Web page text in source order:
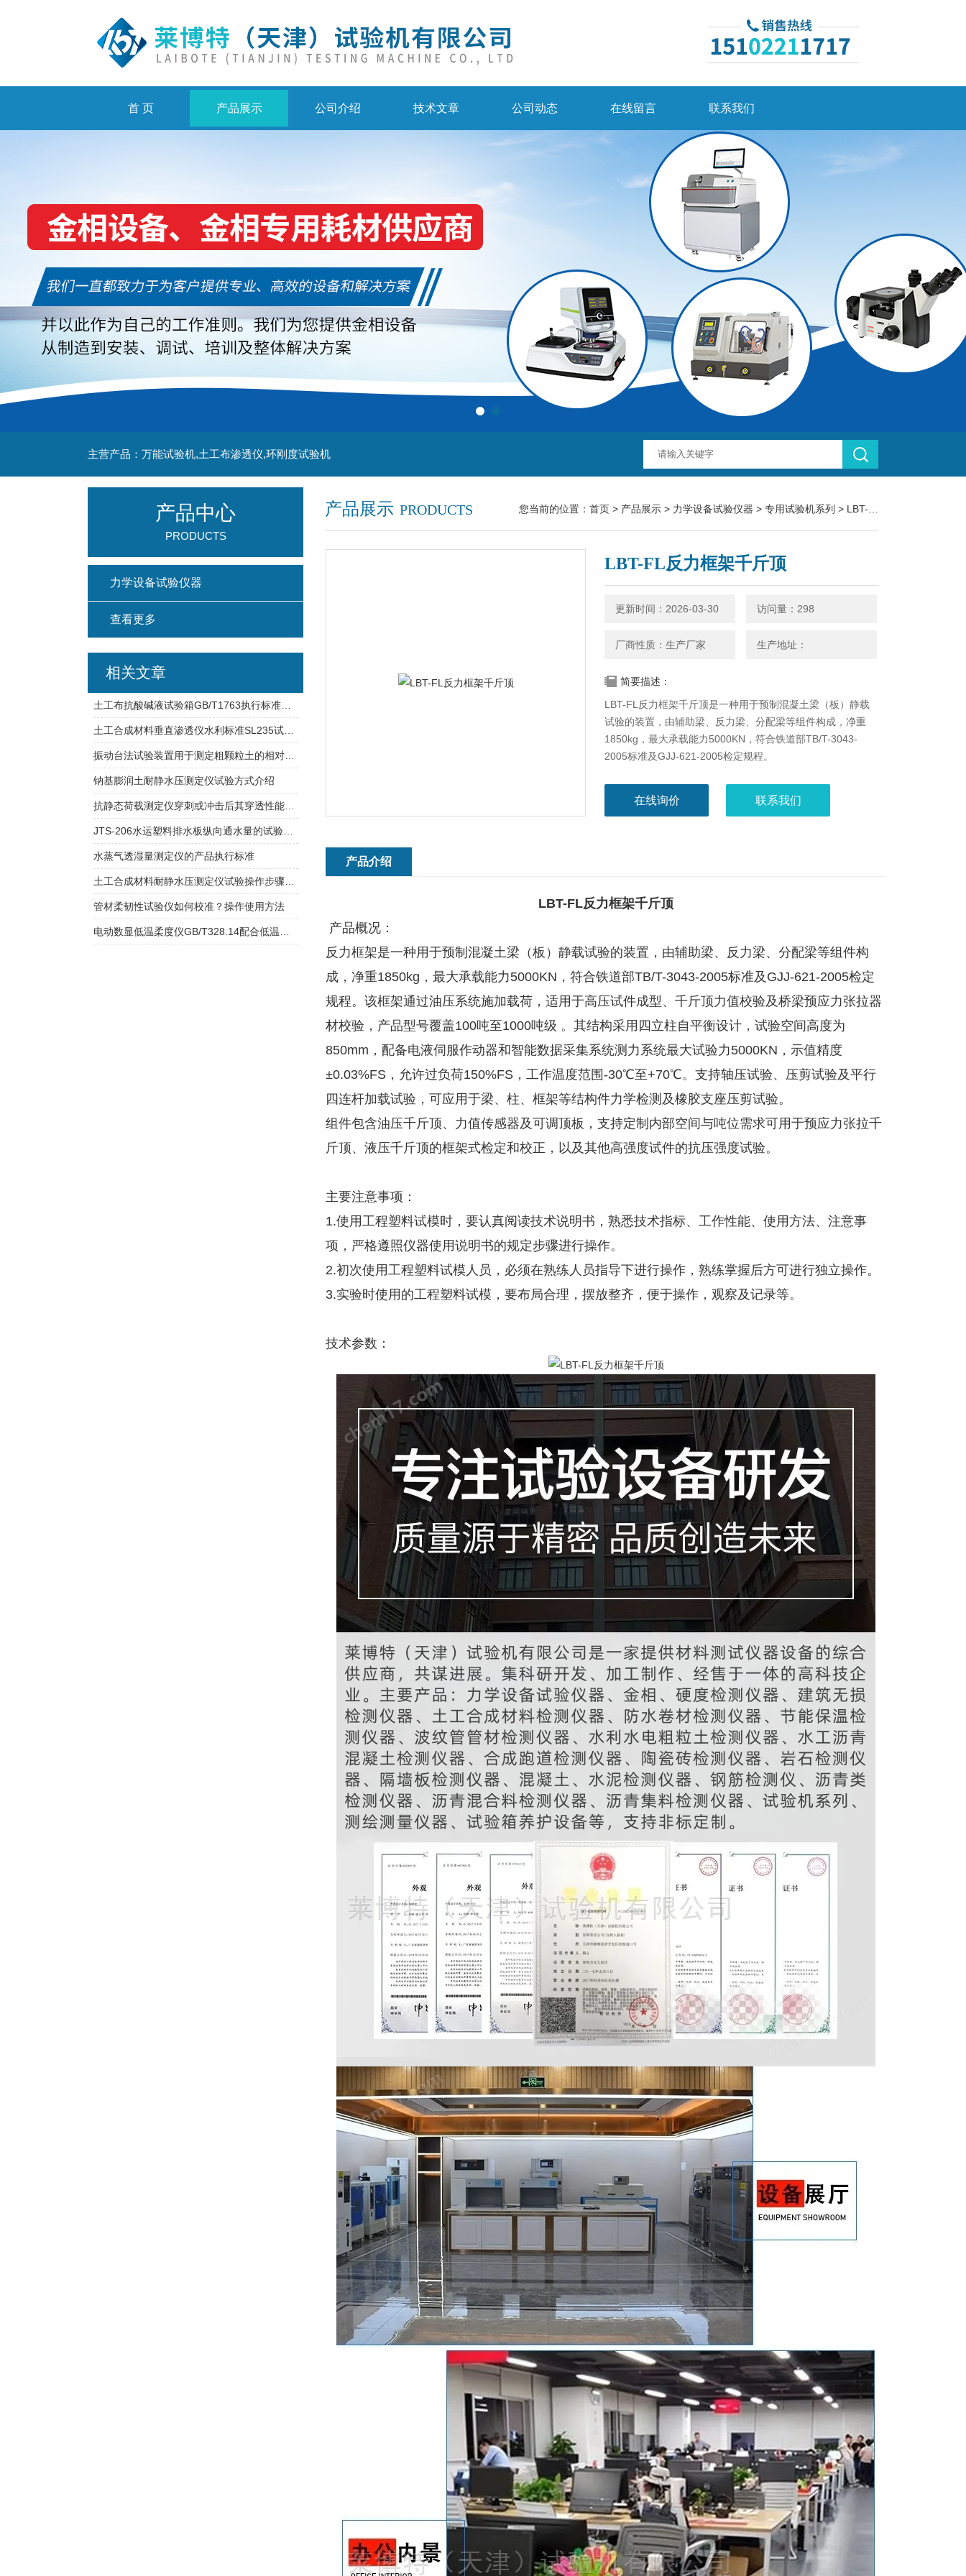
首 页 产品展示 公司介绍 技术文章 公司动态 在线留言 联系我们
主营产品：万能试验机,土工布渗透仪,环刚度试验机
产品展示 PRODUCTS 您当前的位置： 首页 > 产品展示 > 力学设备试验仪器 > 专用试验机系列 > LBT-FL反力框架千斤顶
LBT-FL反力框架千斤顶
更新时间：2026-03-30 访问量：298
厂商性质：生产厂家 生产地址：
简要描述：
LBT-FL反力框架千斤顶是一种用于预制混凝土梁（板）静载
试验的装置，由辅助梁、反力梁、分配梁等组件构成，净重
1850kg，最大承载能力5000KN，符合铁道部TB/T-3043-
2005标准及GJJ-621-2005检定规程。
在线询价 联系我们
产品介绍
LBT-FL反力框架千斤顶
产品概况：
反力框架是一种用于预制混凝土梁（板）静载试验的装置，由辅助梁、反力梁、分配梁等组件构
成，净重1850kg，最大承载能力5000KN，符合铁道部TB/T-3043-2005标准及GJJ-621-2005检定
规程。该框架通过油压系统施加载荷，适用于高压试件成型、千斤顶力值校验及桥梁预应力张拉器
材校验，产品型号覆盖100吨至1000吨级 。其结构采用四立柱自平衡设计，试验空间高度为
850mm，配备电液伺服作动器和智能数据采集系统测力系统最大试验力5000KN，示值精度
±0.03%FS，允许过负荷150%FS，工作温度范围-30℃至+70℃。支持轴压试验、压剪试验及平行
四连杆加载试验，可应用于梁、柱、框架等结构件力学检测及橡胶支座压剪试验。
组件包含油压千斤顶、力值传感器及可调顶板，支持定制内部空间与吨位需求可用于预应力张拉千
斤顶、液压千斤顶的框架式检定和校正，以及其他高强度试件的抗压强度试验。
主要注意事项：
1.使用工程塑料试模时，要认真阅读技术说明书，熟悉技术指标、工作性能、使用方法、注意事
项，严格遵照仪器使用说明书的规定步骤进行操作。
2.初次使用工程塑料试模人员，必须在熟练人员指导下进行操作，熟练掌握后方可进行独立操作。
3.实验时使用的工程塑料试模，要布局合理，摆放整齐，便于操作，观察及记录等。
技术参数：
产品中心
PRODUCTS
力学设备试验仪器
查看更多
相关文章
土工布抗酸碱液试验箱GB/T1763执行标准介绍
土工合成材料垂直渗透仪水利标准SL235试验操作方法
振动台法试验装置用于测定粗颗粒土的相对密度
钠基膨润土耐静水压测定仪试验方式介绍
抗静态荷载测定仪穿刺或冲击后其穿透性能的检测
JTS-206水运塑料排水板纵向通水量的试验方法
水蒸气透湿量测定仪的产品执行标准
土工合成材料耐静水压测定仪试验操作步骤说明
管材柔韧性试验仪如何校准？操作使用方法